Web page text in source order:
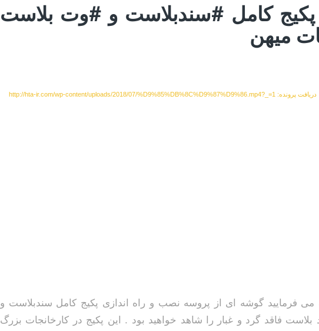
پکیج کامل #سندبلاست و #وت بلاست
میهن
دریافت پرونده: http://hta-ir.com/wp-content/uploads/2018/07/%D9%85%DB%8C%D9%87%D9%86.mp4?_=1
می فرمایید گوشه ای از پروسه نصب و راه اندازی پکیج کامل سندبلاست و
بلاست فاقد گرد و غبار را شاهد خواهید بود . این پکیج در کارخانجات بزرگ